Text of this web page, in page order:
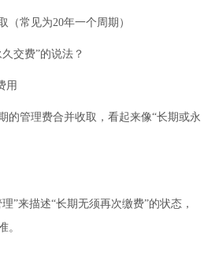
（常见为20年一个周期）
交费”的说法？
用
的管理费合并收取，看起来像“长期或永
”来描述“长期无须再次缴费”的状态，
。